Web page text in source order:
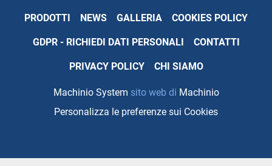
PRODOTTI NEWS GALLERIA COOKIES POLICY
GDPR - RICHIEDI DATI PERSONALI CONTATTI
PRIVACY POLICY CHI SIAMO
Machinio System sito web di Machinio
Personalizza le preferenze sui Cookies